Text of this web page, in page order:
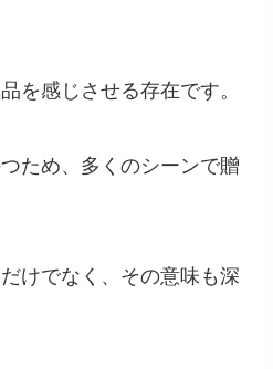
を感じさせる存在です。
ため、多くのシーンで贈
けでなく、その意味も深